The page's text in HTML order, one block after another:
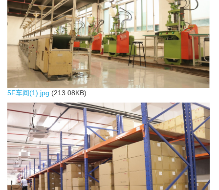
5F车间(1).jpg (213.08KB)